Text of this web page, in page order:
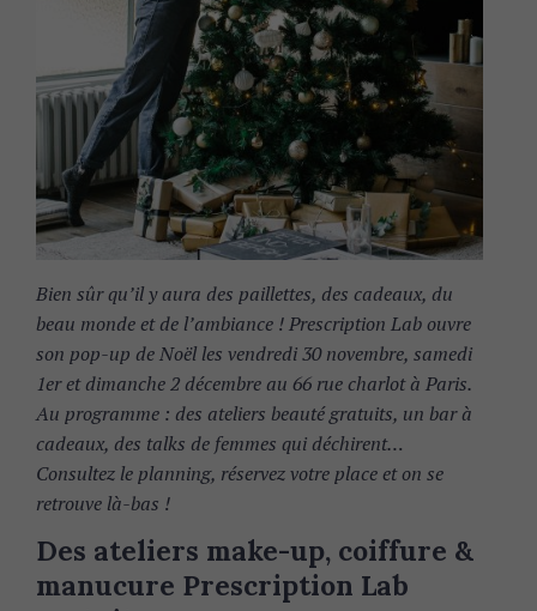
Bien sûr qu’il y aura des paillettes, des cadeaux, du
beau monde et de l’ambiance ! Prescription Lab ouvre
son pop-up de Noël les vendredi 30 novembre, samedi
1er et dimanche 2 décembre au 66 rue charlot à Paris.
Au programme : des ateliers beauté gratuits, un bar à
cadeaux, des talks de femmes qui déchirent…
Consultez le planning, réservez votre place et on se
retrouve là-bas !
Des ateliers make-up, coiffure &
manucure Prescription Lab